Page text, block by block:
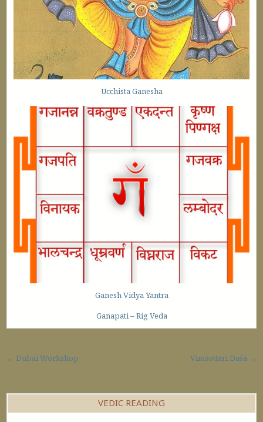
Ucchista Ganesha
Ganesh Vidya Yantra
Ganapati – Rig Veda
Post navigation Vimśottari Daśā →
← Dubai Workshop
VEDIC READING